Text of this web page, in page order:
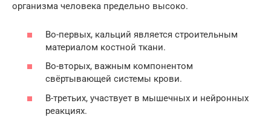
организма человека предельно высоко.
Во-первых, кальций является строительным
материалом костной ткани.
Во-вторых, важным компонентом
свёртывающей системы крови.
В-третьих, участвует в мышечных и нейронных
реакциях.